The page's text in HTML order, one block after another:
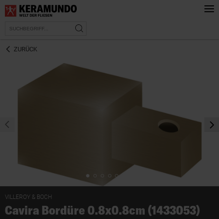
ZURÜCK
VILLEROY & BOCH
Cavira Bordüre 0.8x0.8cm (1433053)